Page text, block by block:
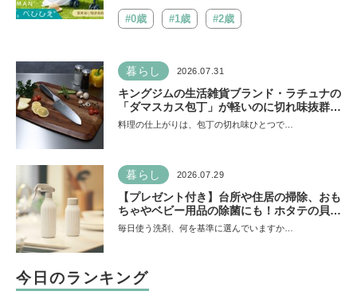
#0歳 #1歳 #2歳
暮らし 2026.07.31
キングジムの生活雑貨ブランド・ラチュナの
「ダマスカス包丁」が軽いのに切れ味抜群！
“切れない”ストレスから卒業【プレゼントあ
料理の仕上がりは、包丁の切れ味ひとつで…
暮らし 2026.07.29
【プレゼント付き】台所や住居の掃除、おも
ちゃやベビー用品の除菌にも！ホタテの貝殻
生まれの天然クリーナー「Shell we
毎日使う洗剤、何を基準に選んでいますか…
今日のランキング